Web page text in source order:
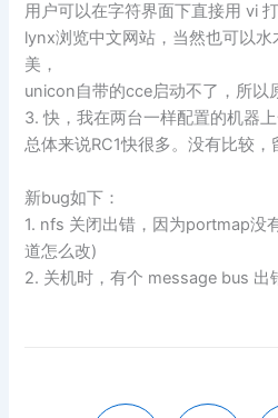
用户可以在字符界面下直接用 vi
lynx浏览中文网站，当然也可以
美，
unicon自带的cce启动不了，所以
3. 快，我在两台一样配置的机器
总体来说RC1快很多。没有比较，
新bug如下：
1. nfs 关闭出错，因为portmap没
道怎么改)
2. 关机时，有个 message bus 出